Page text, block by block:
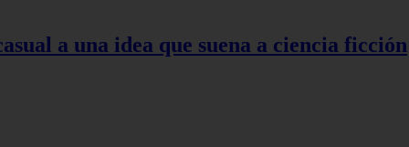
a una idea que suena a ciencia ficción